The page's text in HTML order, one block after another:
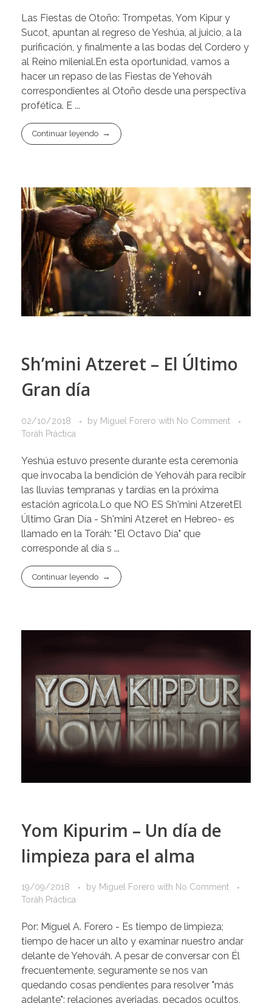
Las Fiestas de Otoño: Trompetas, Yom Kipur y
Sucot, apuntan al regreso de Yeshúa, al juicio, a la
purificación, y finalmente a las bodas del Cordero y
al Reino milenial.En esta oportunidad, vamos a
hacer un repaso de las Fiestas de Yehováh
correspondientes al Otoño desde una perspectiva
profética. E ...
Continuar leyendo
Sh’mini Atzeret – El Último
Gran día
02/10/2018 by Miguel Forero with No Comment
Toráh Práctica
Yeshúa estuvo presente durante esta ceremonia
que invocaba la bendición de Yehováh para recibir
las lluvias tempranas y tardías en la próxima
estación agrícola.Lo que NO ES Sh'mini AtzeretEl
Último Gran Día - Sh'mini Atzeret en Hebreo- es
llamado en la Toráh: "El Octavo Día" que
corresponde al día s ...
Continuar leyendo
Yom Kipurim – Un día de
limpieza para el alma
19/09/2018 by Miguel Forero with No Comment
Toráh Práctica
Por: Miguel A. Forero - Es tiempo de limpieza;
tiempo de hacer un alto y examinar nuestro andar
delante de Yehováh. A pesar de conversar con Él
frecuentemente, seguramente se nos van
quedando cosas pendientes para resolver "más
adelante": relaciones averiadas, pecados ocultos,